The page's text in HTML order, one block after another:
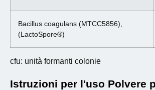
Bacillus coagulans (MTCC5856),
(LactoSpore®)
cfu: unità formanti colonie
Istruzioni per l'uso Polvere